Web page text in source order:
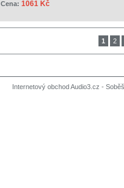
Cena: 1061 Kč
1 2
Internetový obchod Audio3.cz -